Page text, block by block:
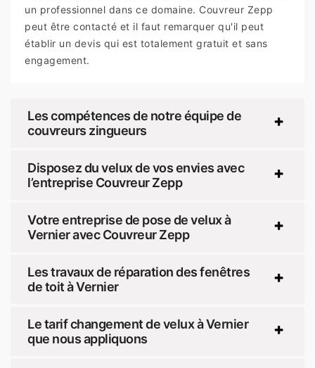
un professionnel dans ce domaine. Couvreur Zepp
peut être contacté et il faut remarquer qu'il peut
établir un devis qui est totalement gratuit et sans
engagement.
Les compétences de notre équipe de
couvreurs zingueurs
Disposez du velux de vos envies avec
l’entreprise Couvreur Zepp
Votre entreprise de pose de velux à
Vernier avec Couvreur Zepp
Les travaux de réparation des fenêtres
de toit à Vernier
Le tarif changement de velux à Vernier
que nous appliquons